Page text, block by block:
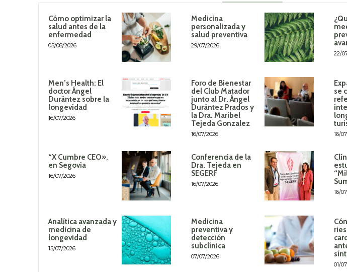
Cómo optimizar la
salud antes de la
enfermedad
05/08/2026
Medicina
personalizada y
salud preventiva
29/07/2026
22/
Men’s Health: El
doctor Ángel
Durántez sobre la
longevidad
16/07/2026
Foro de Bienestar
del Club Matador
junto al Dr. Ángel
Durántez Prados y
la Dra. Maribel
Tejeda Gonzalez
16/07/2026
se
16/
“X Cumbre CEO»,
en Segovia
16/07/2026
Conferencia de la
Dra. Tejeda en
SEGERF
16/07/2026
16/
Analítica avanzada y
medicina de
longevidad
15/07/2026
Medicina
preventiva y
detección
subclínica
07/07/2026
01/